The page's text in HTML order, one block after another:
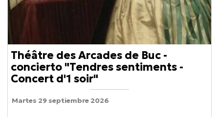
Théâtre des Arcades de Buc -
concierto "Tendres sentiments -
Concert d'1 soir"
Martes 29 septiembre 2026